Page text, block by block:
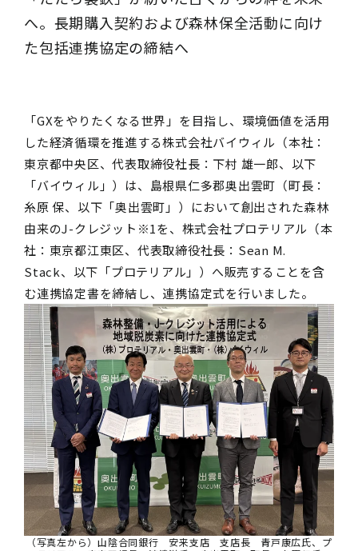
へ。長期購入契約および森林保全活動に向け
た包括連携協定の締結へ
「GXをやりたくなる世界」を目指し、環境価値を活用
した経済循環を推進する株式会社バイウィル（本社：
東京都中央区、代表取締役社長：下村 雄一郎、以下
「バイウィル」）は、島根県仁多郡奥出雲町（町長：
糸原 保、以下「奥出雲町」）において創出された森林
由来のJ-クレジット※1を、株式会社プロテリアル（本
社：東京都江東区、代表取締役社長：Sean M.
Stack、以下「プロテリアル」）へ販売することを含
む連携協定書を締結し、連携協定式を行いました。
（写真左から）山陰合同銀行 安来支店 支店長 青戸康広氏、プ